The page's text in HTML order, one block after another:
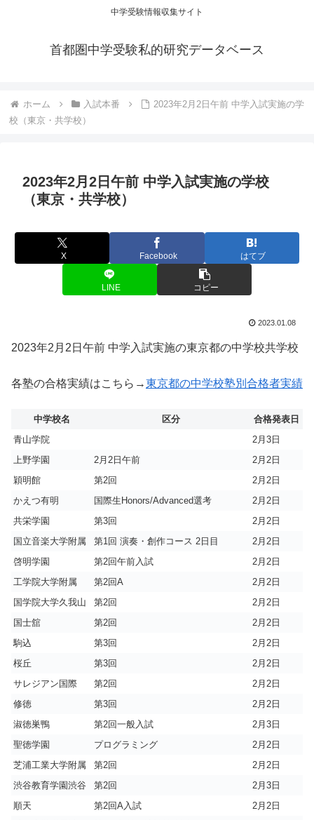
中学受験情報収集サイト
首都圏中学受験私的研究データベース
ホーム 入試本番
2023年2月2日午前 中学入試実施の学
校（東京・共学校）
2023年2月2日午前 中学入試実施の学校
（東京・共学校）
X Facebook はてブ
LINE コピー
2023.01.08
2023年2月2日午前 中学入試実施の東京都の中学校共学校
各塾の合格実績はこちら→東京都の中学校塾別合格者実績
中学校名 区分
合格発表日
青山学院
2月3日
上野学園
2月2日午前
2月2日
穎明館
第2回
2月2日
かえつ有明
国際生Honors/Advanced選考
2月2日
共栄学園
第3回
2月2日
国立音楽大学附属
第1回 演奏・創作コース 2日目
2月2日
啓明学園
第2回午前入試
2月2日
工学院大学附属
第2回A
2月2日
国学院大学久我山
第2回
2月2日
国士舘
第2回
2月2日
駒込
第3回
2月2日
桜丘
第3回
2月2日
サレジアン国際
第2回
2月2日
修徳
第3回
2月2日
淑徳巣鴨
第2回一般入試
2月3日
聖徳学園
プログラミング
2月2日
芝浦工業大学附属
第2回
2月2日
渋谷教育学園渋谷
第2回
2月3日
順天
第2回A入試
2月2日